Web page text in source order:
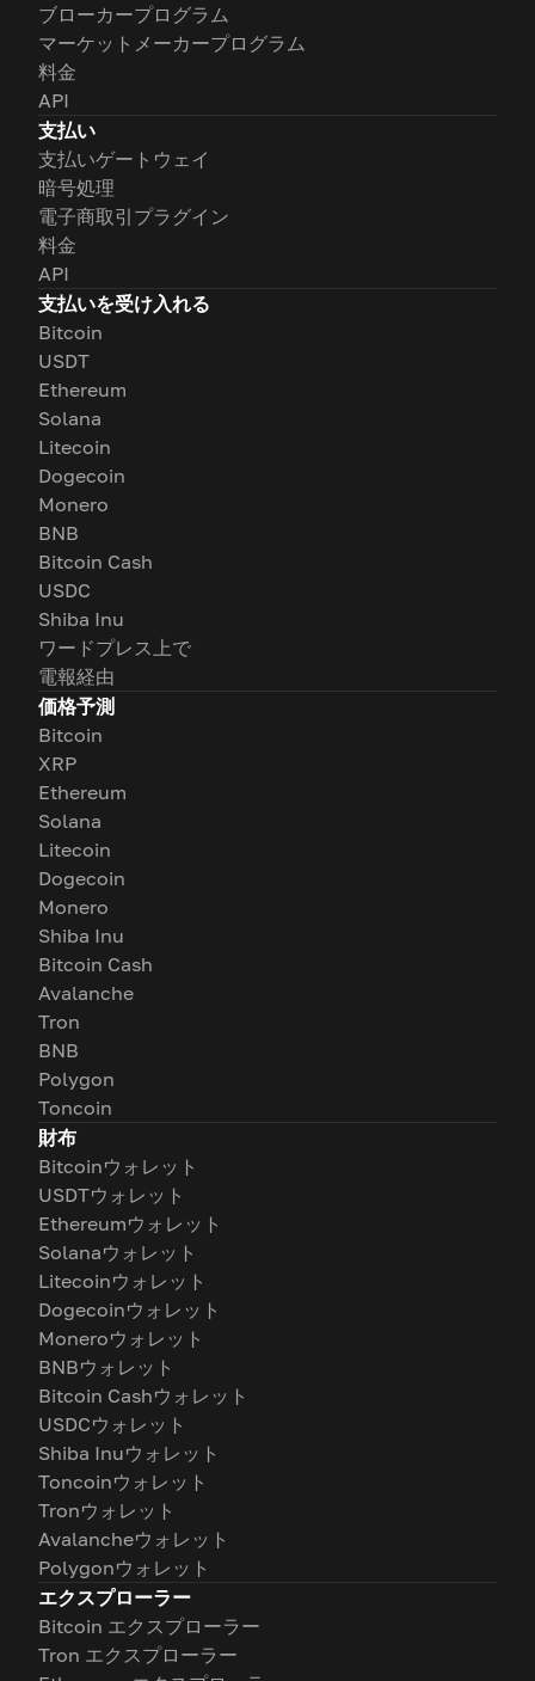
ブローカープログラム
マーケットメーカープログラム
料金
API
支払い
支払いゲートウェイ
暗号処理
電子商取引プラグイン
料金
API
支払いを受け入れる
Bitcoin
USDT
Ethereum
Solana
Litecoin
Dogecoin
Monero
BNB
Bitcoin Cash
USDC
Shiba Inu
ワードプレス上で
電報経由
価格予測
Bitcoin
XRP
Ethereum
Solana
Litecoin
Dogecoin
Monero
Shiba Inu
Bitcoin Cash
Avalanche
Tron
BNB
Polygon
Toncoin
財布
Bitcoinウォレット
USDTウォレット
Ethereumウォレット
Solanaウォレット
Litecoinウォレット
Dogecoinウォレット
Moneroウォレット
BNBウォレット
Bitcoin Cashウォレット
USDCウォレット
Shiba Inuウォレット
Toncoinウォレット
Tronウォレット
Avalancheウォレット
Polygonウォレット
エクスプローラー
Bitcoin エクスプローラー
Tron エクスプローラー